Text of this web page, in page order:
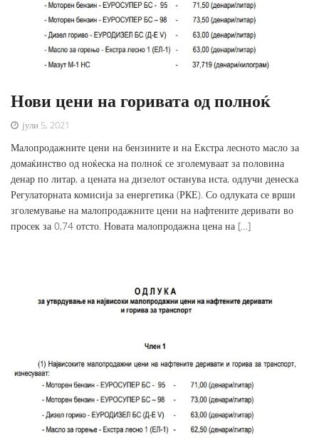
Нови цени на горивата од полноќ
јули 5, 2021
Малопродажните цени на бензините и на Екстра лесното масло за
домаќинство од ноќеска на полноќ се зголемуваат за половина
денар по литар, а цената на дизелот останува иста, одлучи денеска
Регулаторната комисија за енергетика (РКЕ). Со одлуката се врши
зголемување на малопродажните цени на нафтените деривати во
просек за 0,74 отсто. Новата малопродажна цена на […]